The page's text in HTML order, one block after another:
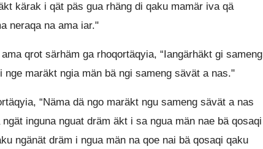
kärak i qät päs gua rhäng di qaku mamär iva qä
neraqa na ama iar."
qrot särhäm ga rhoqortäqyia, “Iangärhäkt gi sameng
maräkt ngia män bä ngi sameng sävät a nas."
“Näma dä ngo maräkt ngu sameng sävät a nas
inguna nguat dräm äkt i sa ngua män nae bä qosaqi
ngänät dräm i ngua män na qoe nai bä qosaqi qaku